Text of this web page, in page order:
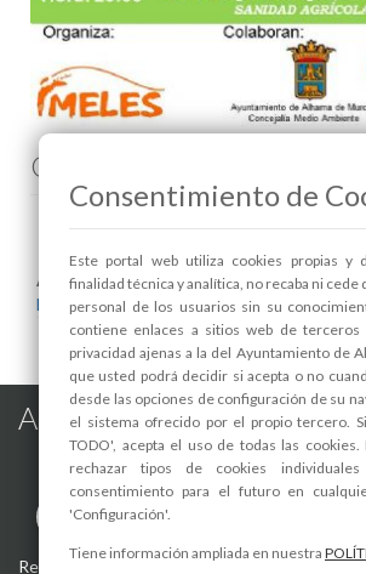
Comenta esta noticia en
Areas relacionadas:
Medio Ambiente
Alhama de Murcia en las
Registro de actividades de tratamiento -
Consentimiento de
Este portal web utiliza cookies propias y
finalidad técnica y analítica, no recaba ni cede
personal de los usuarios sin su
contiene enlaces a sitios web de terceros
privacidad ajenas a la del Ayuntamiento de
que usted podrá decidir si acepta o no
desde las opciones de configuración de su
el sistema ofrecido por el propio tercero. Si
TODO', acepta el uso de todas las cookies.
rechazar tipos de cookies
consentimiento para el futuro en
'Configuración'.
Tiene información ampliada en nuestra